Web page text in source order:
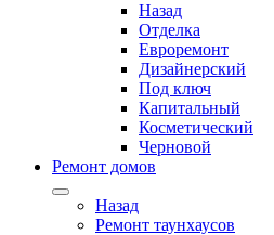
Назад
Отделка
Евроремонт
Дизайнерский
Под ключ
Капитальный
Косметический
Черновой
Ремонт домов
Назад
Ремонт таунхаусов